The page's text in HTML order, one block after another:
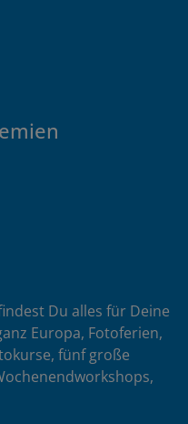
Du alles für Deine
Europa, Fotoferien,
fünf große